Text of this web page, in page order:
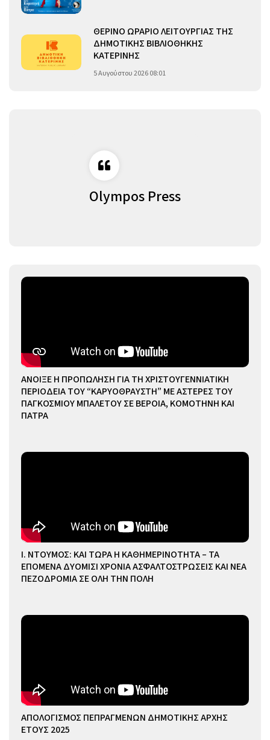
ΘΕΡΙΝΟ ΩΡΑΡΙΟ ΛΕΙΤΟΥΡΓΙΑΣ ΤΗΣ
ΔΗΜΟΤΙΚΗΣ ΒΙΒΛΙΟΘΗΚΗΣ
ΚΑΤΕΡΙΝΗΣ
5 Αυγούστου 2026 08:01
Olympos Press
ΑΝΟΙΞΕ Η ΠΡΟΠΩΛΗΣΗ ΓΙΑ ΤΗ ΧΡΙΣΤΟΥΓΕΝΝΙΑΤΙΚΗ
ΠΕΡΙΟΔΕΙΑ ΤΟΥ “ΚΑΡΥΟΘΡΑΥΣΤΗ” ΜΕ ΑΣΤΕΡΕΣ ΤΟΥ
ΠΑΓΚΟΣΜΙΟΥ ΜΠΑΛΕΤΟΥ ΣΕ ΒΕΡΟΙΑ, ΚΟΜΟΤΗΝΗ ΚΑΙ
ΠΑΤΡΑ
Ι. ΝΤΟΥΜΟΣ: ΚΑΙ ΤΩΡΑ Η ΚΑΘΗΜΕΡΙΝΟΤΗΤΑ – ΤΑ
ΕΠΟΜΕΝΑ ΔΥΟΜΙΣΙ ΧΡΟΝΙΑ ΑΣΦΑΛΤΟΣΤΡΩΣΕΙΣ ΚΑΙ ΝΕΑ
ΠΕΖΟΔΡΟΜΙΑ ΣΕ ΟΛΗ ΤΗΝ ΠΟΛΗ
ΑΠΟΛΟΓΙΣΜΟΣ ΠΕΠΡΑΓΜΕΝΩΝ ΔΗΜΟΤΙΚΗΣ ΑΡΧΗΣ
ΕΤΟΥΣ 2025